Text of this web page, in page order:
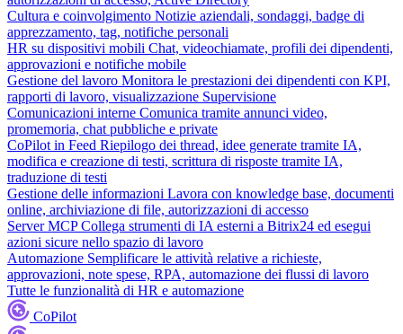
Cultura e coinvolgimento Notizie aziendali, sondaggi, badge di
apprezzamento, tag, notifiche personali
HR su dispositivi mobili Chat, videochiamate, profili dei dipendenti,
approvazioni e notifiche mobile
Gestione del lavoro Monitora le prestazioni dei dipendenti con KPI,
rapporti di lavoro, visualizzazione Supervisione
Comunicazioni interne Comunica tramite annunci video,
promemoria, chat pubbliche e private
CoPilot in Feed Riepilogo dei thread, idee generate tramite IA,
modifica e creazione di testi, scrittura di risposte tramite IA,
traduzione di testi
Gestione delle informazioni Lavora con knowledge base, documenti
online, archiviazione di file, autorizzazioni di accesso
Server MCP Collega strumenti di IA esterni a Bitrix24 ed esegui
azioni sicure nello spazio di lavoro
Automazione Semplificare le attività relative a richieste,
approvazioni, note spese, RPA, automazione dei flussi di lavoro
Tutte le funzionalità di HR e automazione
CoPilot